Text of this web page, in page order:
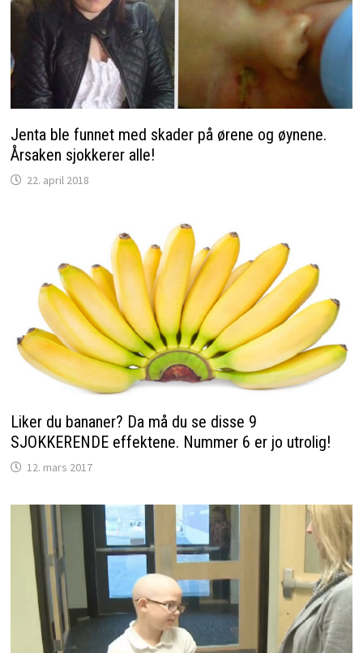
Jenta ble funnet med skader på ørene og øynene.
Årsaken sjokkerer alle!
22. april 2018
Liker du bananer? Da må du se disse 9
SJOKKERENDE effektene. Nummer 6 er jo utrolig!
12. mars 2017